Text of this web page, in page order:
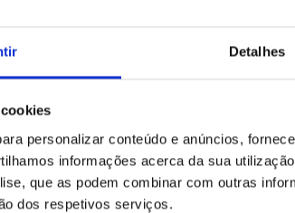
Detalhes
personalizar conteúdo e anúncios,
informações acerca da sua
que as podem combinar com outras
dos respetivos serviços.